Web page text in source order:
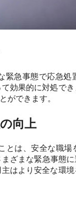
急事態で応急処
効果的に対処で
ができます。
向上
は、安全な職場
ざまな緊急事態
はより安全な環